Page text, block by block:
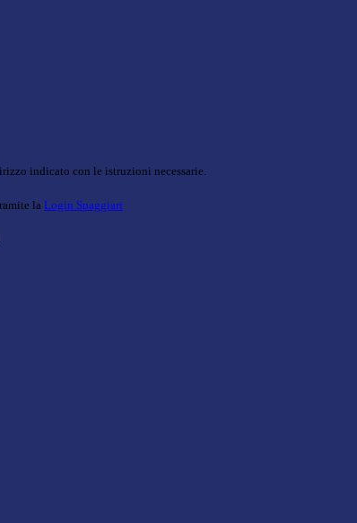
indicato con le istruzioni necessarie.
la Login Spaggiari